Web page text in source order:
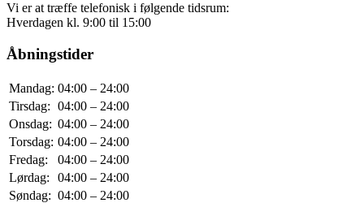
Vi er at træffe telefonisk i følgende tidsrum:
Hverdagen kl. 9:00 til 15:00
Åbningstider
Mandag: 04:00 – 24:00
Tirsdag: 04:00 – 24:00
Onsdag: 04:00 – 24:00
Torsdag: 04:00 – 24:00
Fredag:
04:00 – 24:00
Lørdag:
04:00 – 24:00
Søndag: 04:00 – 24:00